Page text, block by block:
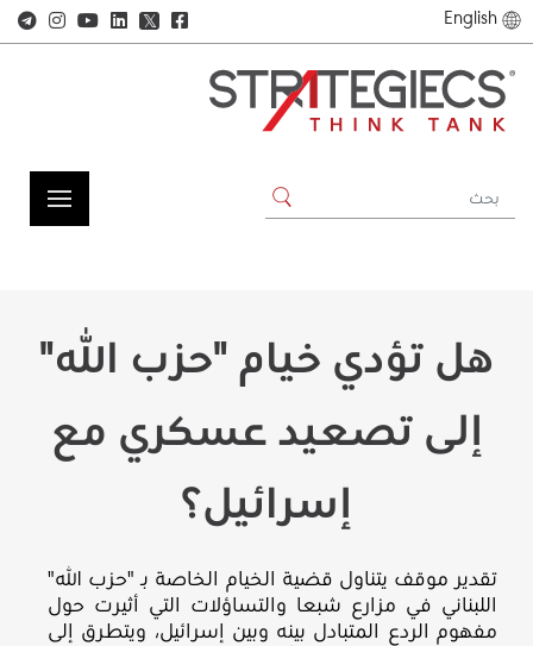
English
𝕏
هل تؤدي خيام "حزب الله"
إلى تصعيد عسكري مع
إسرائيل؟
تقدير موقف يتناول قضية الخيام الخاصة بـ "حزب الله"
اللبناني في مزارع شبعا والتساؤلات التي أثيرت حول
مفهوم الردع المتبادل بينه وبين إسرائيل، ويتطرق إلى